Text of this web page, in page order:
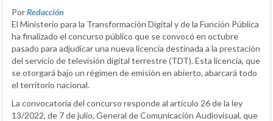
PorRedacción
El Ministerio para la Transformación Digital y de la Función Pública
ha finalizado el concurso público que se convocó en octubre
pasado para adjudicar una nueva licencia destinada a la prestación
del servicio de televisión digital terrestre (TDT). Esta licencia, que
se otorgará bajo un régimen de emisión en abierto, abarcará todo
el territorio nacional.
La convocatoria del concurso responde al artículo 26 de la ley
13/2022, de 7 de julio, General de Comunicación Audiovisual, que